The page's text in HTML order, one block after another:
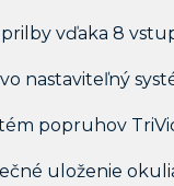
vďaka 8
nastaviteľný
popruhov
uloženie